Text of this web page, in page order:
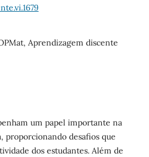
Aprendizagem discente
um papel importante na
proporcionando desafios que
dos estudantes. Além de